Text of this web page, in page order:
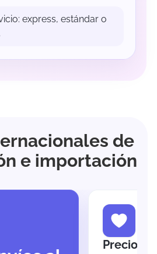
express, estándar o
de
e importación
Precios